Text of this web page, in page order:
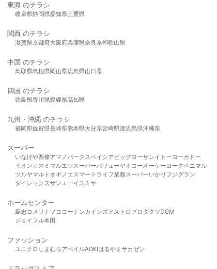
東海 のチラシ
岐阜県静岡県愛知県三重県
関西 のチラシ
滋賀県京都府大阪府兵庫県奈良県和歌山県
中国 のチラシ
鳥取県島根県岡山県広島県山口県
四国 のチラシ
徳島県香川県愛媛県高知県
九州・沖縄 のチラシ
福岡県佐賀県長崎県熊本県大分県宮崎県鹿児島県沖縄県
スーパー
いなげや西條アマノパークスベイシア ビッグヨーサンイトーヨーカドー
イオンカスミ マルエツスーパーバリューヤオコーオーケー ヨークベニマル
ツルヤマルト オギノ エスマート ライフ業務スーパーいかり フジグラン
ダイレックスサンエーイズミヤ
ホームセンター
島忠 コメリ ナフコ コーナンカインズアストロプロダクツDCM
ジョイフル本田
ファッション
ユニクロ しまむら アベイルAOKIはるやま サカゼン